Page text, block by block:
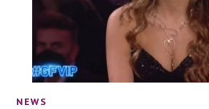
NEWS